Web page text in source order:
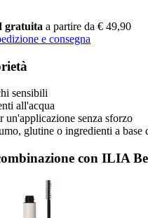
gratuita a partire da € 49,90
e consegna
sensibili
all'acqua
un'applicazione senza sforzo
glutine o ingredienti a base
con ILIA